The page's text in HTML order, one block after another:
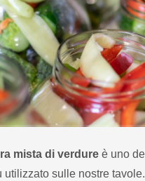
mista di verdure è uno
utilizzato sulle nostre